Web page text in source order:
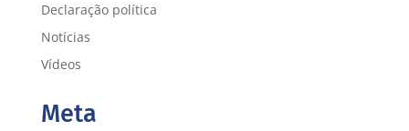
Declaração política
Notícias
Vídeos
Meta